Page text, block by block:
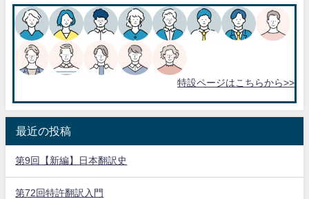
特設ページはこちらから>>
最近の投稿
第9回【新編】日本翻訳史
第72回特許翻訳入門